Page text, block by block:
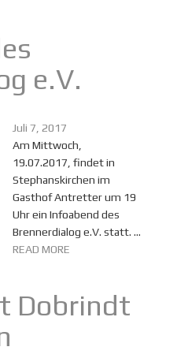
e.V.
Juli 7, 2017
Am Mittwoch,
19.07.2017, findet in
Stephanskirchen im
Gasthof Antretter um 19
Uhr ein Infoabend des
Brennerdialog e.V. statt. ...
READ MORE
Dobrindt